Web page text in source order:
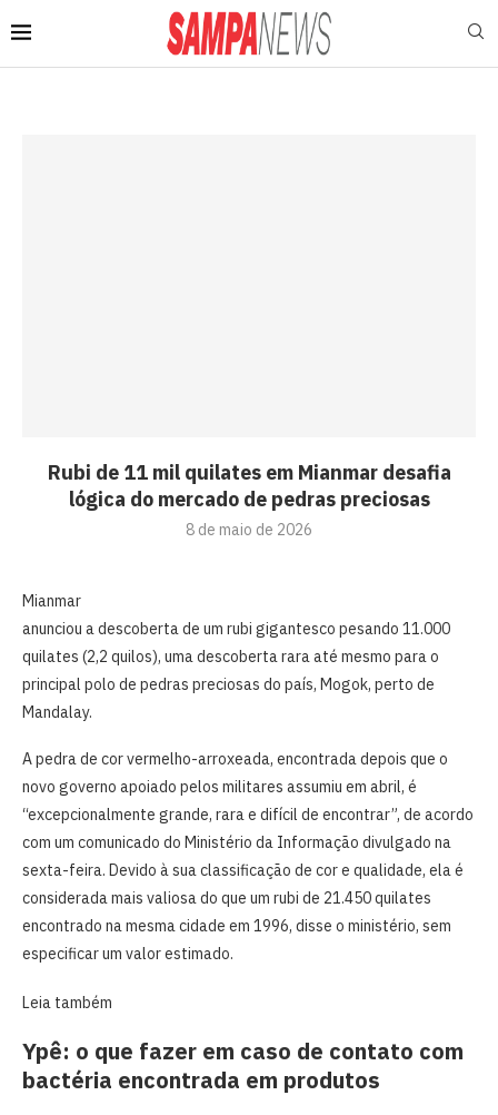
Rubi de 11 mil quilates em Mianmar desafia
lógica do mercado de pedras preciosas
8 de maio de 2026
Mianmar
anunciou a descoberta de um rubi gigantesco pesando 11.000
quilates (2,2 quilos), uma descoberta rara até mesmo para o
principal polo de pedras preciosas do país, Mogok, perto de
Mandalay.
A pedra de cor vermelho-arroxeada, encontrada depois que o
novo governo apoiado pelos militares assumiu em abril, é
“excepcionalmente grande, rara e difícil de encontrar”, de acordo
com um comunicado do Ministério da Informação divulgado na
sexta-feira. Devido à sua classificação de cor e qualidade, ela é
considerada mais valiosa do que um rubi de 21.450 quilates
encontrado na mesma cidade em 1996, disse o ministério, sem
especificar um valor estimado.
Leia também
Ypê: o que fazer em caso de contato com
bactéria encontrada em produtos